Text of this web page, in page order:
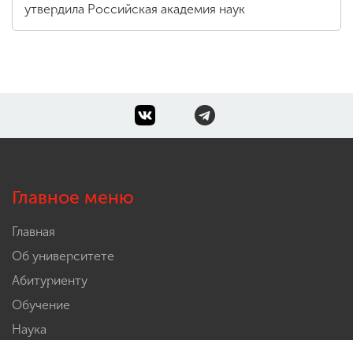
утвердила Российская академия наук
Главное меню
Главная
Об университете
Абитуриенту
Обучение
Наука